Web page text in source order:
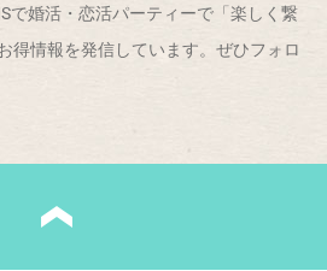
で婚活・恋活パーティーで「楽しく繋
得情報を発信しています。ぜひフォロ